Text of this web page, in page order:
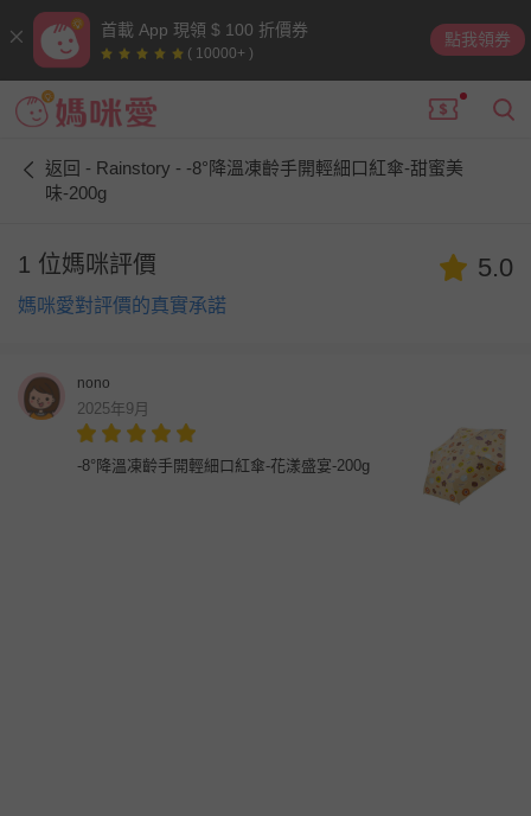
首載 App 現領 $ 100 折價券
( 10000+ )
點我領券
返回 - Rainstory - -8°降溫凍齡手開輕細口紅傘-甜蜜美
味-200g
1 位媽咪評價
媽咪愛對評價的真實承諾
5.0
nono
2025年9月
-8°降溫凍齡手開輕細口紅傘-花漾盛宴-200g